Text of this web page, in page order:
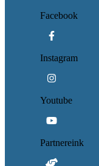
Facebook
Instagram
Youtube
Partnereink